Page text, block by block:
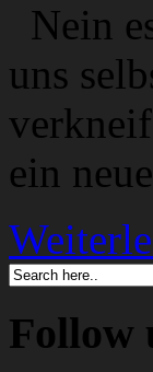
Nein
uns
ein
Follow